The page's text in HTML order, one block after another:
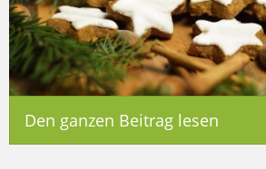
Den ganzen Beitrag lesen